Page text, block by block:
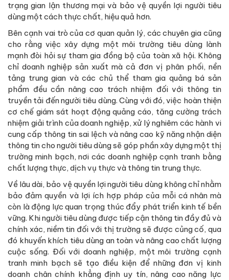
trạng gian lận thương mại và bảo vệ quyền lợi người tiêu
dùng một cách thực chất, hiệu quả hơn.
Bên cạnh vai trò của cơ quan quản lý, các chuyên gia cũng
cho rằng việc xây dựng một môi trường tiêu dùng lành
mạnh đòi hỏi sự tham gia đồng bộ của toàn xã hội. Không
chỉ doanh nghiệp sản xuất mà cả đơn vị phân phối, nền
tảng trung gian và các chủ thể tham gia quảng bá sản
phẩm đều cần nâng cao trách nhiệm đối với thông tin
truyền tải đến người tiêu dùng. Cùng với đó, việc hoàn thiện
cơ chế giám sát hoạt động quảng cáo, tăng cường trách
nhiệm giải trình của doanh nghiệp, xử lý nghiêm các hành vi
cung cấp thông tin sai lệch và nâng cao kỹ năng nhận diện
thông tin cho người tiêu dùng sẽ góp phần xây dựng một thị
trường minh bạch, nơi các doanh nghiệp cạnh tranh bằng
chất lượng thực, dịch vụ thực và thông tin trung thực.
Về lâu dài, bảo vệ quyền lợi người tiêu dùng không chỉ nhằm
bảo đảm quyền và lợi ích hợp pháp của mỗi cá nhân mà
còn là động lực quan trọng thúc đẩy phát triển kinh tế bền
vững. Khi người tiêu dùng được tiếp cận thông tin đầy đủ và
chính xác, niềm tin đối với thị trường sẽ được củng cố, qua
đó khuyến khích tiêu dùng an toàn và nâng cao chất lượng
cuộc sống. Đối với doanh nghiệp, một môi trường cạnh
tranh minh bạch sẽ tạo điều kiện để những đơn vị kinh
doanh chân chính khẳng định uy tín, nâng cao năng lực